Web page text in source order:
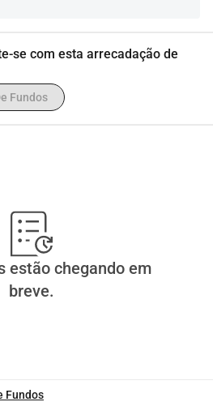
se com esta arrecadação de
Fundos
estão chegando em
breve.
Fundos